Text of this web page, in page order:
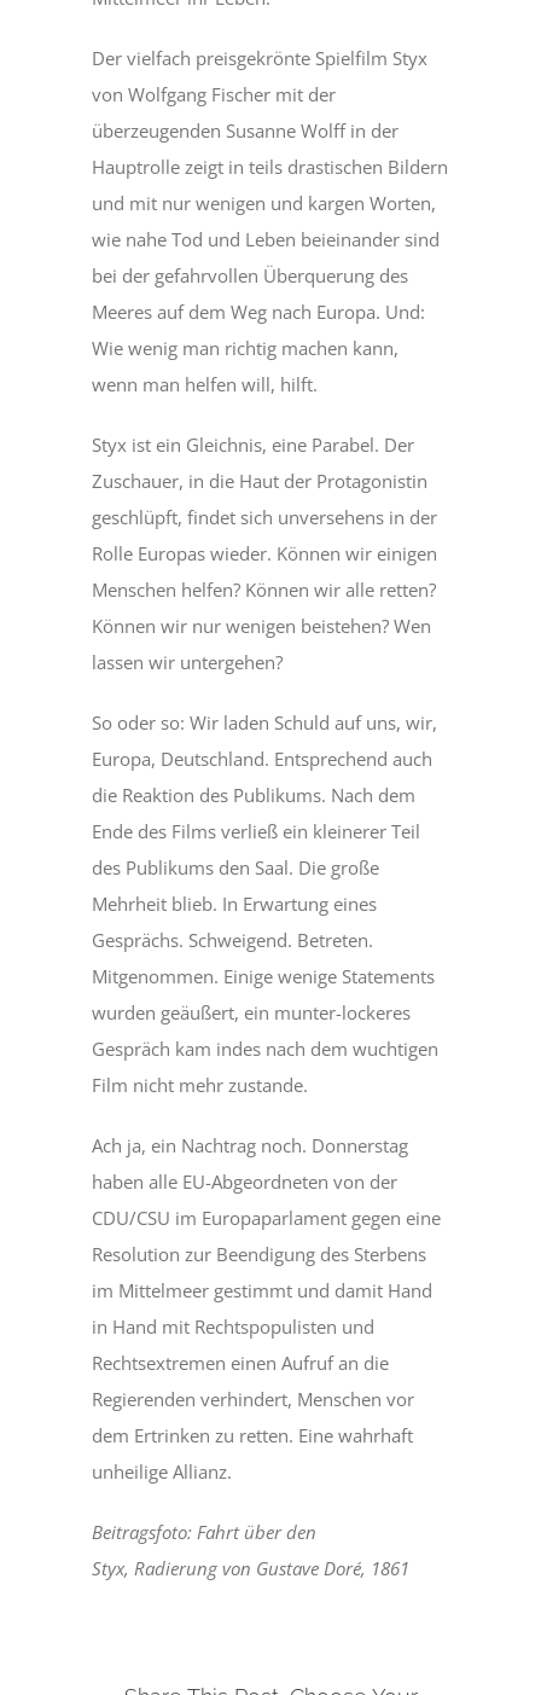
Der vielfach preisgekrönte Spielfilm Styx
von Wolfgang Fischer mit der
überzeugenden Susanne Wolff in der
Hauptrolle zeigt in teils drastischen Bildern
und mit nur wenigen und kargen Worten,
wie nahe Tod und Leben beieinander sind
bei der gefahrvollen Überquerung des
Meeres auf dem Weg nach Europa. Und:
Wie wenig man richtig machen kann,
wenn man helfen will, hilft.
Styx ist ein Gleichnis, eine Parabel. Der
Zuschauer, in die Haut der Protagonistin
geschlüpft, findet sich unversehens in der
Rolle Europas wieder. Können wir einigen
Menschen helfen? Können wir alle retten?
Können wir nur wenigen beistehen? Wen
lassen wir untergehen?
So oder so: Wir laden Schuld auf uns, wir,
Europa, Deutschland. Entsprechend auch
die Reaktion des Publikums. Nach dem
Ende des Films verließ ein kleinerer Teil
des Publikums den Saal. Die große
Mehrheit blieb. In Erwartung eines
Gesprächs. Schweigend. Betreten.
Mitgenommen. Einige wenige Statements
wurden geäußert, ein munter-lockeres
Gespräch kam indes nach dem wuchtigen
Film nicht mehr zustande.
Ach ja, ein Nachtrag noch. Donnerstag
haben alle EU-Abgeordneten von der
CDU/CSU im Europaparlament gegen eine
Resolution zur Beendigung des Sterbens
im Mittelmeer gestimmt und damit Hand
in Hand mit Rechtspopulisten und
Rechtsextremen einen Aufruf an die
Regierenden verhindert, Menschen vor
dem Ertrinken zu retten. Eine wahrhaft
unheilige Allianz.
Beitragsfoto: Fahrt über den
Styx, Radierung von Gustave Doré, 1861